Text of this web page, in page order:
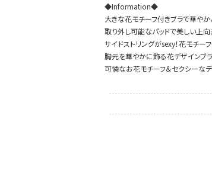
◆Information◆
大きな花モチーフ付きブラで華やか
取り外し可能なパッドで美しい上向
サイドストリングがsexy！花モチー
胸元を華やかに飾る花デザインブ
可憐なお花モチーフ＆セクシーなデ